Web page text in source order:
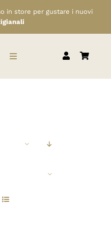
in store per gustare i nuovi
Toggle